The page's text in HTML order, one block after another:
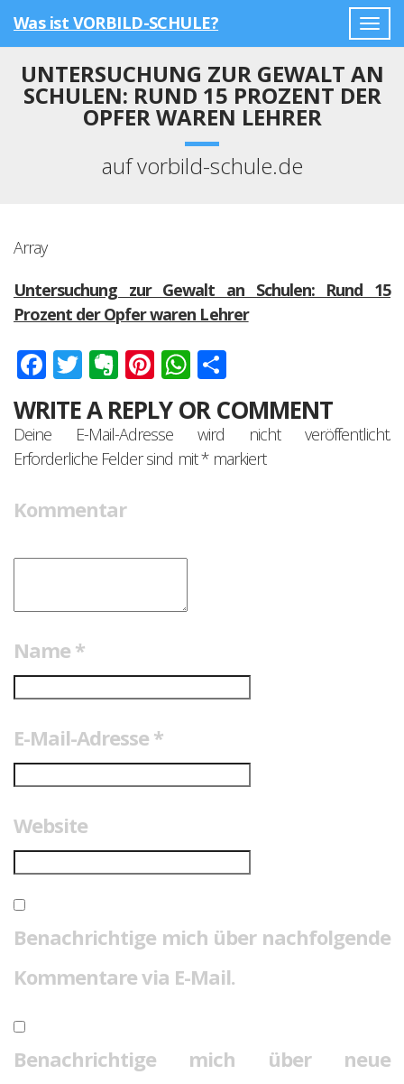
Was ist VORBILD-SCHULE?
UNTERSUCHUNG ZUR GEWALT AN
SCHULEN: RUND 15 PROZENT DER
OPFER WAREN LEHRER
auf vorbild-schule.de
Array
Untersuchung zur Gewalt an Schulen: Rund 15
Prozent der Opfer waren Lehrer
Facebook
Twitter
Evernote
Pinterest
WhatsApp
WRITE A REPLY OR COMMENT
Deine E-Mail-Adresse wird nicht veröffentlicht.
Erforderliche Felder sind mit*markiert
Kommentar
Name *
E-Mail-Adresse *
Website
Benachrichtige mich über nachfolgende
Kommentare via E-Mail.
Benachrichtige mich über neue